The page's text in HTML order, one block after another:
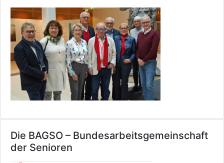
Die BAGSO – Bundesarbeitsgemeinschaft
der Senioren